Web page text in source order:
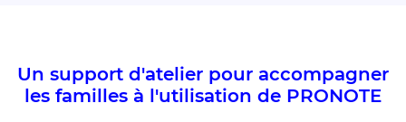
Un support d'atelier pour accompagner
les familles à l'utilisation de PRONOTE